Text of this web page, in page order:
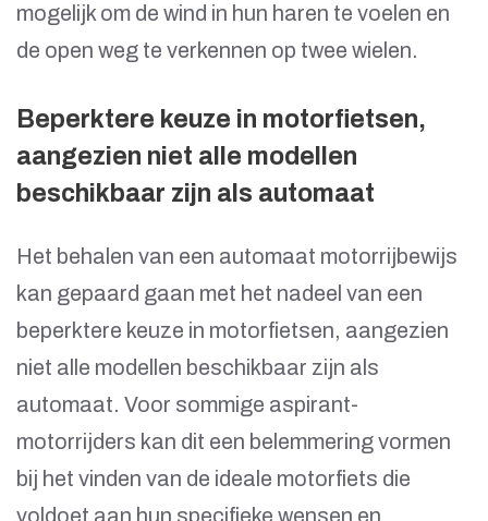
mogelijk om de wind in hun haren te voelen en
de open weg te verkennen op twee wielen.
Beperktere keuze in motorfietsen,
aangezien niet alle modellen
beschikbaar zijn als automaat
Het behalen van een automaat motorrijbewijs
kan gepaard gaan met het nadeel van een
beperktere keuze in motorfietsen, aangezien
niet alle modellen beschikbaar zijn als
automaat. Voor sommige aspirant-
motorrijders kan dit een belemmering vormen
bij het vinden van de ideale motorfiets die
voldoet aan hun specifieke wensen en